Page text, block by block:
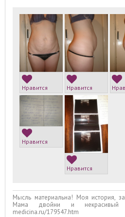
Нравится Нравится
Нравится
Нравится
Мысль материальна! Моя история,
Мама двойни и
medicina.ru/179547.htm